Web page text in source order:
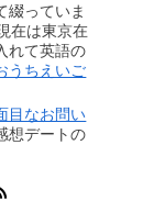
綴っていま
在は東京在
れて英語の
うちえいご
目なお問い
想デートの